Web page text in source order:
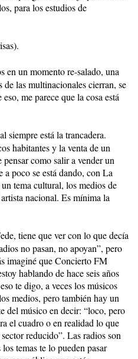
para los estudios de
en un momento re-salado, una
las multinacionales cierran, se
me parece que la cosa está
siempre está la trancadera.
habitantes y la venta de un
como salir a vender un
a poco se está dando, con La
tema cultural, los medios de
nacional. Es mínima la
tiene que ver con lo que decía
no pasan, no apoyan”, pero
imaginé que Concierto FM
hablando de hace seis años
te digo, a veces los músicos
medios, pero también hay un
del músico en decir: “loco, pero
el cuadro o en realidad lo que
reducido”. Las radios son
temas te lo pueden pasar